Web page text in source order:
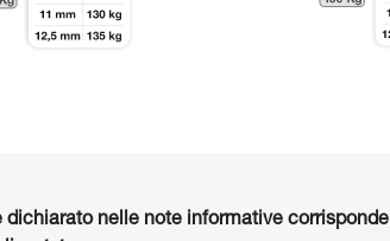
nelle note informative corrisponde